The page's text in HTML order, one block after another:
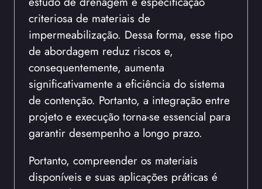
criteriosa de materiais de
impermeabilização. Dessa forma, esse tipo
de abordagem reduz riscos e,
consequentemente, aumenta
significativamente a eficiência do sistema
de contenção. Portanto, a integração entre
projeto e execução torna-se essencial para
garantir desempenho a longo prazo.
Portanto, compreender os materiais
disponíveis e suas aplicações práticas é